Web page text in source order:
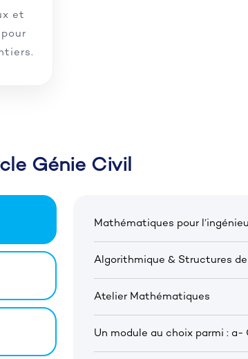
et
Génie Civil
Mathématiques pour
Algorithmique & Structures
Atelier Mathématiques
Un module au choix parmi :